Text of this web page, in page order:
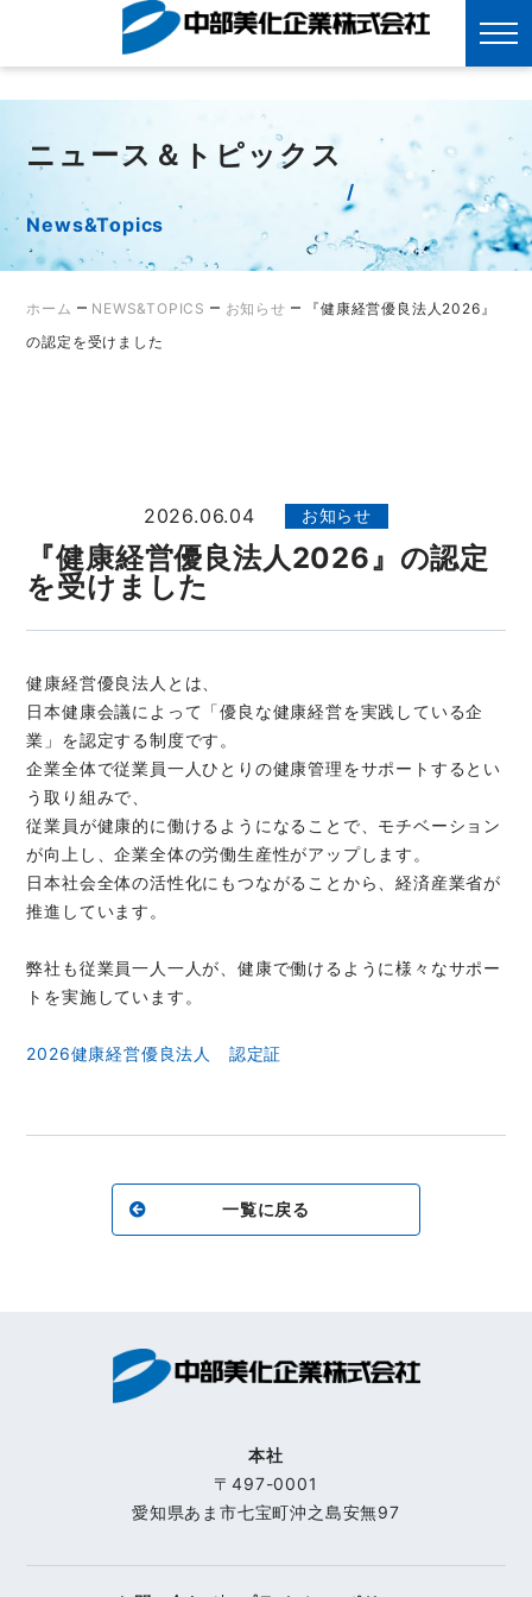
ニュース＆トピックス
News&Topics
ホーム – NEWS&TOPICS – お知らせ – 『健康経営優良法人2026』
の認定を受けました
『健康経営優良法人2026』の認定
を受けました
2026.06.04 お知らせ
健康経営優良法人とは、
日本健康会議によって「優良な健康経営を実践している企
業」を認定する制度です。
企業全体で従業員一人ひとりの健康管理をサポートするとい
う取り組みで、
従業員が健康的に働けるようになることで、モチベーション
が向上し、企業全体の労働生産性がアップします。
日本社会全体の活性化にもつながることから、経済産業省が
推進しています。
弊社も従業員一人一人が、健康で働けるように様々なサポー
トを実施しています。
2026健康経営優良法人 認定証
一覧に戻る
本社
〒497-0001
愛知県あま市七宝町沖之島安無97